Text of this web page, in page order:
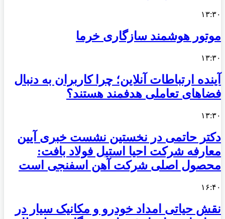
۱۳:۳۰
موتور هوشمند سازگاری خرما
۱۳:۳۰
آینده ارتباطات آنلاین؛ چرا کاربران به دنبال
فضاهای تعاملی هدفمند هستند؟
۱۳:۳۰
دکتر حاتمی در نخستین نشست خبری آیین
معارفه شرکت احیا استیل فولاد بافت:
محصول اصلی شرکت آهن اسفنجی است
۱۶:۴۰
نقش حیاتی امداد خودرو و مکانیک سیار در